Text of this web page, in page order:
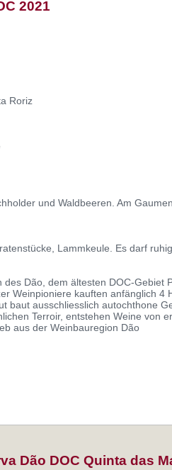
2021
Roriz
und Waldbeeren. Am
Lammkeule. Es darf
Dão, dem ältesten DOC-
Weinpioniere kauften anfänglich
baut ausschliesslich autochthone
Terroir, entstehen Weine von
aus der Weinbauregion Dão
Dão DOC Quinta das